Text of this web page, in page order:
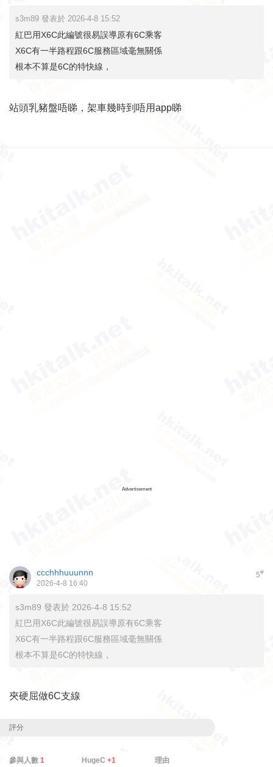
s3m89 發表於 2026-4-8 15:52
紅巴用X6C此編號很易誤導原有6C乘客
X6C有一半路程跟6C服務區域毫無關係
根本不算是6C的特快線，
站頭乳豬盤唔睇，架車幾時到唔用app睇
Advertisement
5#
ccchhhuuunnn
2026-4-8 16:40
s3m89 發表於 2026-4-8 15:52
紅巴用X6C此編號很易誤導原有6C乘客
X6C有一半路程跟6C服務區域毫無關係
根本不算是6C的特快線，
夾硬屈做6C支線
評分
參與人數 1 HugeC+1 理由